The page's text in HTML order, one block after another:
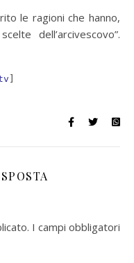
le ragioni che hanno,
dell’arcivescovo”.
I campi obbligatori